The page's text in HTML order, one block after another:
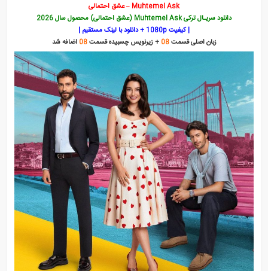
بالا و پایین استانبول
در برزخ هنوز هفده سالشه
Muhtemel Ask – عشق احتمالی
دانلود سریـال ترکی Muhtemel Ask (عشق احتمالی) محصول سال 2026
| کیفیت 1080p + دانلود با لینک مستقیم |
زبان اصلی قسمت08 + زیرنویس چسبیده قسمت08 اضافه شد